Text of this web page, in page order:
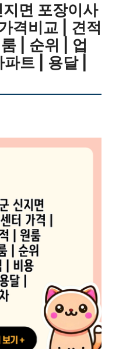
면 포장이사
격비교 | 견적
| 순위 | 업
트 | 용달 |